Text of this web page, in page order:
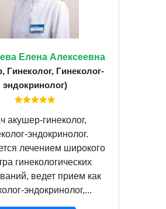
Елена Алексеевна
Гинеколог, Гинеколог-
эндокринолог)
акушер-гинеколог,
эндокринолог.
лечением широкого
гинекологических
ведет прием как
эндокринолог,...